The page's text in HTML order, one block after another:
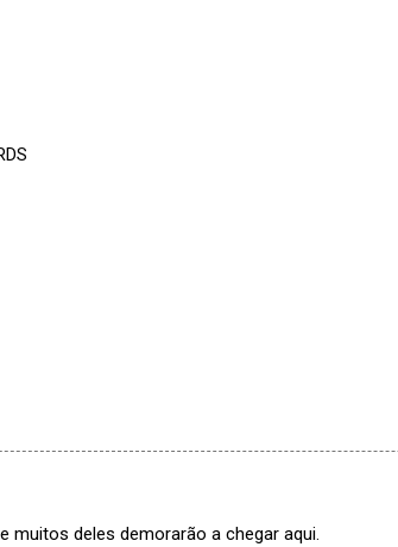
muitos deles demorarão a chegar aqui.